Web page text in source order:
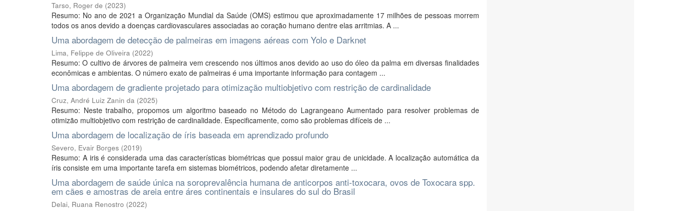
Tarso, Roger de (2023)
Resumo: No ano de 2021 a Organização Mundial da Saúde (OMS) estimou que aproximadamente 17 milhões de pessoas morrem
todos os anos devido a doenças cardiovasculares associadas ao coração humano dentre elas arritmias. A ...
Uma abordagem de detecção de palmeiras em imagens aéreas com Yolo e Darknet
Lima, Felippe de Oliveira (2022)
Resumo: O cultivo de árvores de palmeira vem crescendo nos últimos anos devido ao uso do óleo da palma em diversas finalidades
econômicas e ambientas. O número exato de palmeiras é uma importante informação para contagem ...
Uma abordagem de gradiente projetado para otimização multiobjetivo com restrição de cardinalidade
Cruz, André Luiz Zanin da (2025)
Resumo: Neste trabalho, propomos um algoritmo baseado no Método do Lagrangeano Aumentado para resolver problemas de
otimizão multiobjetivo com restrição de cardinalidade. Especificamente, como são problemas difíceis de ...
Uma abordagem de localização de íris baseada em aprendizado profundo
Severo, Evair Borges (2019)
Resumo: A iris é considerada uma das características biométricas que possui maior grau de unicidade. A localização automática da
íris consiste em uma importante tarefa em sistemas biométricos, podendo afetar diretamente ...
Uma abordagem de saúde única na soroprevalência humana de anticorpos anti-toxocara, ovos de Toxocara spp.
em cães e amostras de areia entre áres continentais e insulares do sul do Brasil
Delai, Ruana Renostro (2022)